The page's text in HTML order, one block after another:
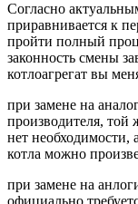
Согласно
приравнивается к
пройти полный
законность смены
котлоагрегат вы
при замене на
производителя, той
нет необходимости,
котла можно
при замене на
официально